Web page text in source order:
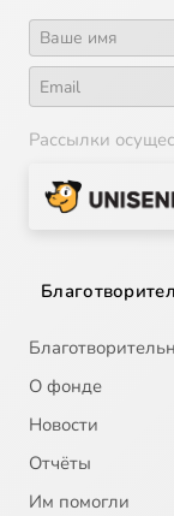
Рассылки
О фонде
Новости
Отчёты
Им помогли